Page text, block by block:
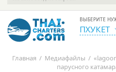
ВЫБЕРИТЕ
ПХУКЕТ
Главная / Медиафайлы /
парусного